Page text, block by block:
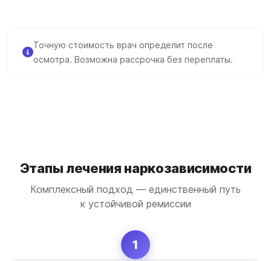
Точную стоимость врач определит после
осмотра. Возможна рассрочка без переплаты.
Этапы лечения наркозависимости
Комплексный подход — единственный путь
к устойчивой ремиссии
1